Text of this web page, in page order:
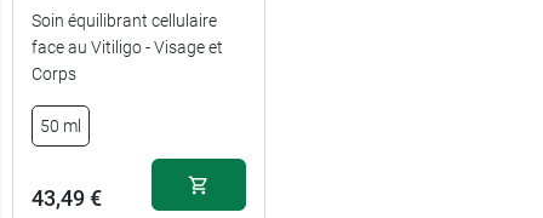
Soin équilibrant cellulaire
face au Vitiligo - Visage et
Corps
50 ml
43,49 €